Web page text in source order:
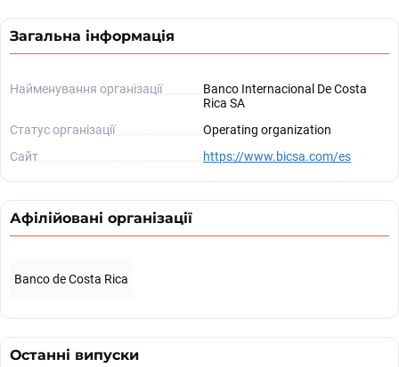
Загальна інформація
Найменування організації
Banco Internacional De Costa
Rica SA
Статус організації
Operating organization
Сайт
https://www.bicsa.com/es
Афілійовані організації
Banco de Costa Rica
Останні випуски